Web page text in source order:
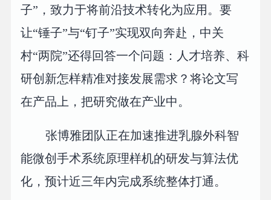
子”，致力于将前沿技术转化为应用。要
让“锤子”与“钉子”实现双向奔赴，中关
村“两院”还得回答一个问题：人才培养、科
研创新怎样精准对接发展需求？将论文写
在产品上，把研究做在产业中。
张博雅团队正在加速推进乳腺外科智
能微创手术系统原理样机的研发与算法优
化，预计近三年内完成系统整体打通。